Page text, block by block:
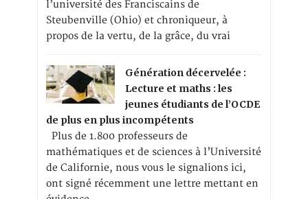
l’université des Franciscains de
Steubenville (Ohio) et chroniqueur, à
propos de la vertu, de la grâce, du vrai
Génération décervelée :
Lecture et maths : les
jeunes étudiants de l’OCDE
de plus en plus incompétents
Plus de 1.800 professeurs de
mathématiques et de sciences à l’Université
de Californie, nous vous le signalions ici,
ont signé récemment une lettre mettant en